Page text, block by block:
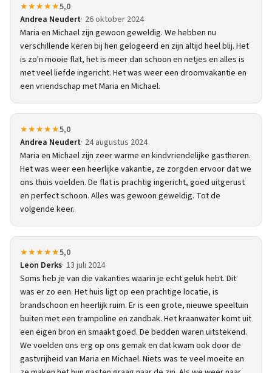
★★★★★5,0
Andrea Neudert 26 oktober 2024
Maria en Michael zijn gewoon geweldig. We hebben nu
verschillende keren bij hen gelogeerd en zijn altijd heel blij. Het
is zo'n mooie flat, het is meer dan schoon en netjes en alles is
met veel liefde ingericht. Het was weer een droomvakantie en
een vriendschap met Maria en Michael.
★★★★★5,0
Andrea Neudert 24 augustus 2024
Maria en Michael zijn zeer warme en kindvriendelijke gastheren.
Het was weer een heerlijke vakantie, ze zorgden ervoor dat we
ons thuis voelden. De flat is prachtig ingericht, goed uitgerust
en perfect schoon. Alles was gewoon geweldig. Tot de
volgende keer.
★★★★★5,0
Leon Derks 13 juli 2024
Soms heb je van die vakanties waarin je echt geluk hebt. Dit
was er zo een. Het huis ligt op een prachtige locatie, is
brandschoon en heerlijk ruim. Er is een grote, nieuwe speeltuin
buiten met een trampoline en zandbak. Het kraanwater komt uit
een eigen bron en smaakt goed. De bedden waren uitstekend.
We voelden ons erg op ons gemak en dat kwam ook door de
gastvrijheid van Maria en Michael. Niets was te veel moeite en